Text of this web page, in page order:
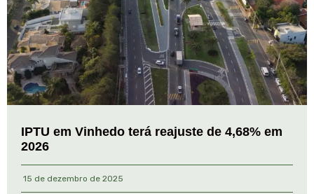
IPTU em Vinhedo terá reajuste de 4,68% em
2026
15 de dezembro de 2025